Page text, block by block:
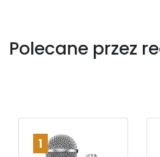
Polecane przez
1